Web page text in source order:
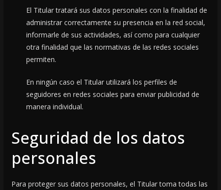
El Titular tratará sus datos personales con la finalidad de
administrar correctamente su presencia en la red social,
informarle de sus actividades, así como para cualquier
otra finalidad que las normativas de las redes sociales
permiten.
En ningún caso el Titular utilizará los perfiles de
seguidores en redes sociales para enviar publicidad de
manera individual.
Seguridad de los datos
personales
Para proteger sus datos personales, el Titular toma todas las